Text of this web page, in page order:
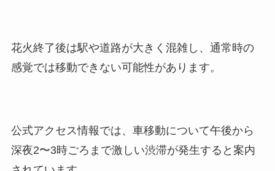
花火終了後は駅や道路が大きく混雑し、通常時の
感覚では移動できない可能性があります。
公式アクセス情報では、車移動について午後から
深夜2〜3時ごろまで激しい渋滞が発生すると案内